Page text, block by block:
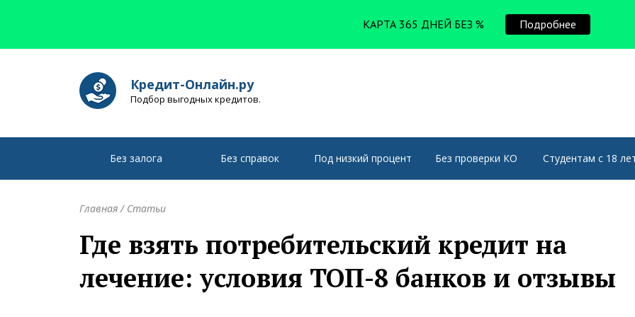
Кредит-Онлайн.ру
Подбор выгодных кредитов.
Без залога Без справок Под низкий процент Без проверки КО Студентам с 18
Главная/ Статьи
Где взять потребительский кредит на
лечение: условия ТОП-8 банков и отзывы
КАРТА 365 ДНЕЙ БЕЗ % Подробнее